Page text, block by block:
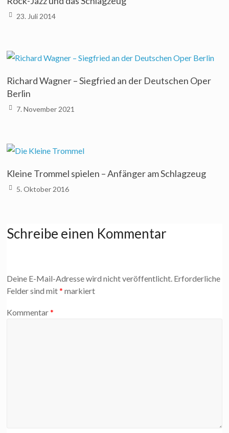
23. Juli 2014
Richard Wagner – Siegfried an der Deutschen Oper
Berlin
7. November 2021
Kleine Trommel spielen – Anfänger am Schlagzeug
5. Oktober 2016
Schreibe einen Kommentar
Deine E-Mail-Adresse wird nicht veröffentlicht. Erforderliche
Felder sind mit* markiert
Kommentar*